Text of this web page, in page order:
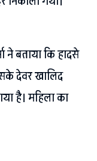
ने बताया कि हादसे
देवर खालिद
है। महिला का